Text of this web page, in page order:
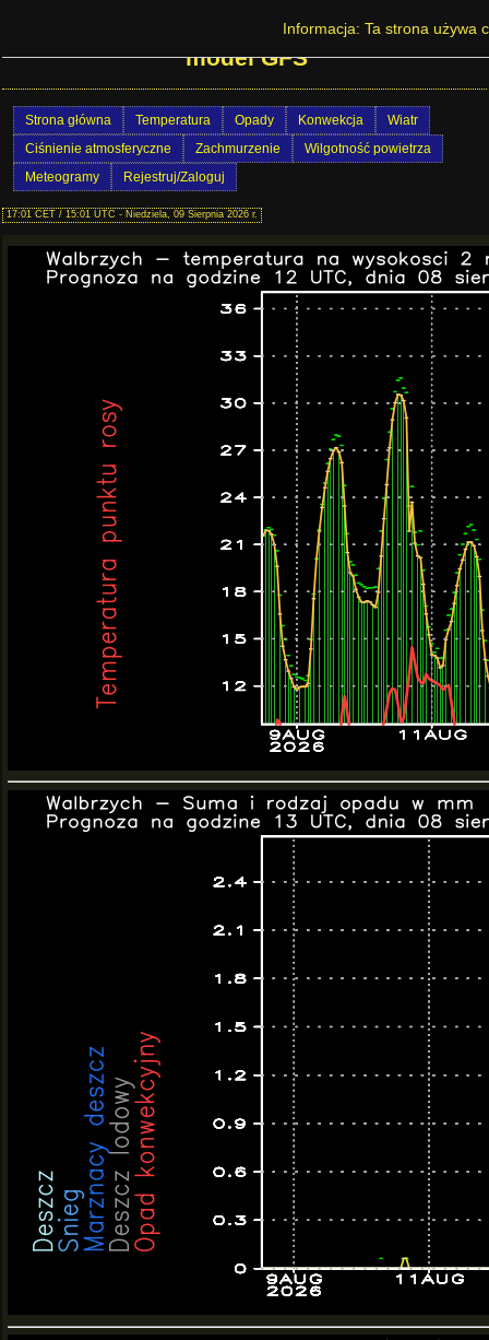
Prognoza pogody w Polsce - Wałbrzych -
model GFS
Strona główna Temperatura Opady Konwekcja
Wiatr
Ciśnienie atmosferyczne
Zachmurzenie
Wilgotność powietrza
Meteogramy
Rejestruj/Zaloguj
17:01 CET / 15:01 UTC - Niedziela, 09 Sierpnia 2026 r.
Informacja: Ta strona używa